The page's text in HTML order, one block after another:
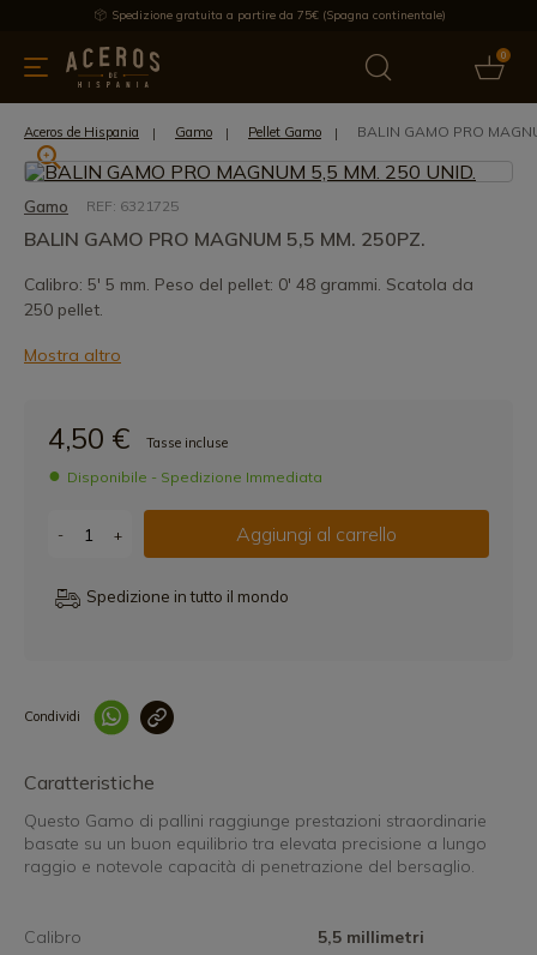
Spedizione gratuita a partire da 75€ (Spagna continentale)
0
cucina Offre Ultime notizie Venduti Marche
Aceros de Hispania Gamo Pellet Gamo BALIN GAMO PRO
Gamo REF: 6321725
BALIN GAMO PRO MAGNUM 5,5 MM. 250PZ.
Calibro: 5' 5 mm. Peso del pellet: 0' 48 grammi. Scatola da
250 pellet.
Mostra altro
4,50 € Tasse incluse
Disponibile - Spedizione Immediata
- + Aggiungi al carrello
Spedizione in tutto il mondo
Condividi
Caratteristiche
Questo Gamo di pallini raggiunge prestazioni straordinarie
basate su un buon equilibrio tra elevata precisione a lungo
raggio e notevole capacità di penetrazione del bersaglio.
Calibro 5,5 millimetri